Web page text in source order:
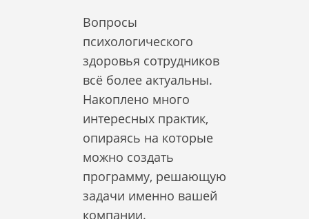
Вопросы
психологического
здоровья сотрудников
всё более актуальны.
Накоплено много
интересных практик,
опираясь на которые
можно создать
программу, решающую
задачи именно вашей
компании.